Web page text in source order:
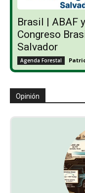
Brasil | ABAF
Congreso
Salvador
Agenda Forestal
Opinión